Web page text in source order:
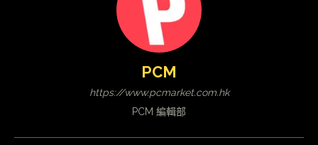
PCM
https://www.pcmarket.com.hk
PCM 編輯部